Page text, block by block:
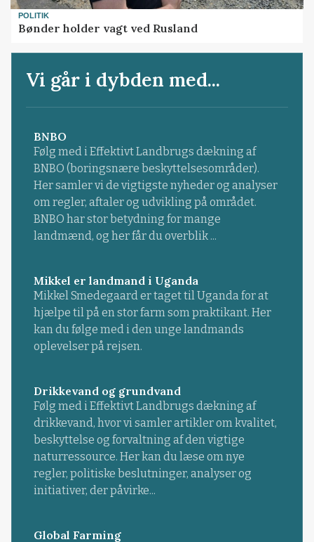
POLITIK
Bønder holder vagt ved Rusland
Vi går i dybden med...
BNBO
Følg med i Effektivt Landbrugs dækning af
BNBO (boringsnære beskyttelsesområder).
Her samler vi de vigtigste nyheder og analyser
om regler, aftaler og udvikling på området.
BNBO har stor betydning for mange
landmænd, og her får du overblik ...
Mikkel er landmand i Uganda
Mikkel Smedegaard er taget til Uganda for at
hjælpe til på en stor farm som praktikant. Her
kan du følge med i den unge landmands
oplevelser på rejsen.
Drikkevand og grundvand
Følg med i Effektivt Landbrugs dækning af
drikkevand, hvor vi samler artikler om kvalitet,
beskyttelse og forvaltning af den vigtige
naturressource. Her kan du læse om nye
regler, politiske beslutninger, analyser og
initiativer, der påvirke...
Global Farming